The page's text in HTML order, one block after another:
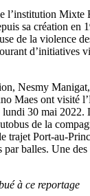
l’institution Mixte
sa création en
de la violence
d’initiatives
Nesmy
Maes ont visité
30 mai 2022.
de la
trajet Port-au-
par balles. Une
à ce reportage